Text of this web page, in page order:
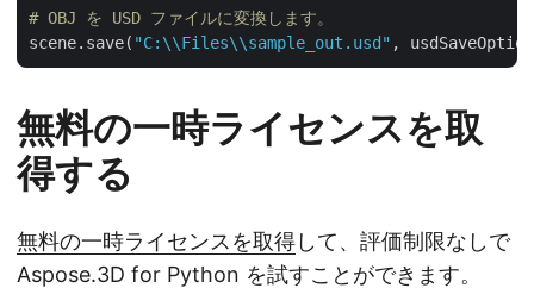
# OBJ を USD ファイルに変換します。
scene.save( "C:\\Files\\sample_out.usd"
無料の一時ライセンスを取
得する
無料の一時ライセンスを取得して、評価制限なしで
Aspose.3D for Python を試すことができます。